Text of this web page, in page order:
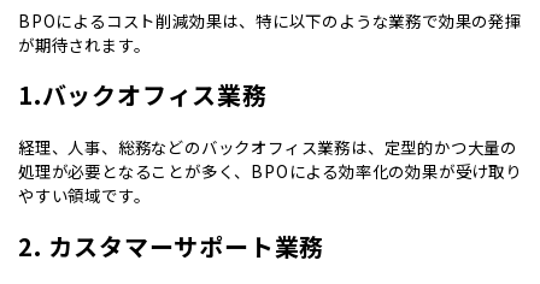
BPOによるコスト削減効果は、特に以下のような業務で効果の発揮
が期待されます。
1.バックオフィス業務
経理、人事、総務などのバックオフィス業務は、定型的かつ大量の
処理が必要となることが多く、BPOによる効率化の効果が受け取り
やすい領域です。
2. カスタマーサポート業務